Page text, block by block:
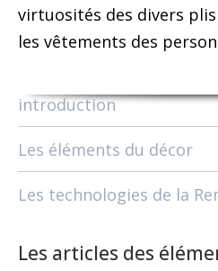
virtuosités des divers
les vêtements des
introduction
Les éléments du décor
Les technologies de la
Les articles des